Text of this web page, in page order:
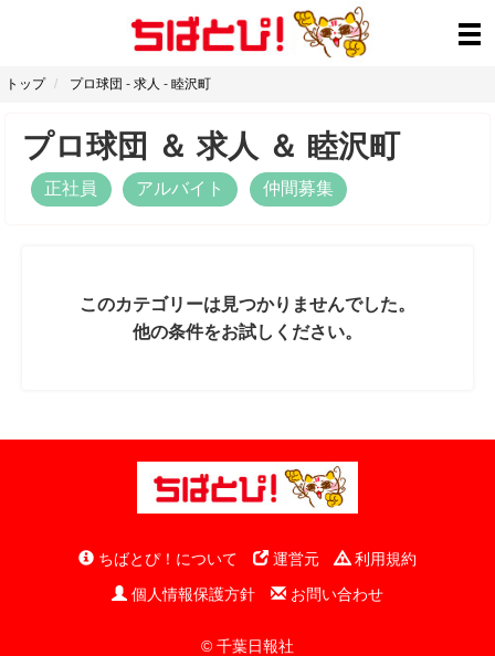
トップ プロ球団 - 求人 - 睦沢町
プロ球団 ＆求人 ＆ 睦沢町
正社員 アルバイト 仲間募集
このカテゴリーは見つかりませんでした。
他の条件をお試しください。
ちばとぴ！について 運営元
利用規約
個人情報保護方針
お問い合わせ
© 千葉日報社